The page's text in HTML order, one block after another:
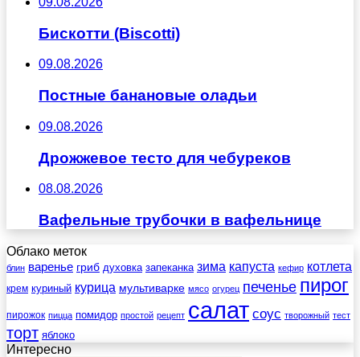
Бискотти (Biscotti)
09.08.2026
Постные банановые оладьи
09.08.2026
Дрожжевое тесто для чебуреков
08.08.2026
Вафельные трубочки в вафельнице
Облако меток
блин варенье гриб духовка запеканка зима капуста кефир котлета
крем куриный курица мультиварке мясо огурец печенье пирог
пирожок пицца помидор простой рецепт салат соус творожный тест
торт яблоко
Интересно